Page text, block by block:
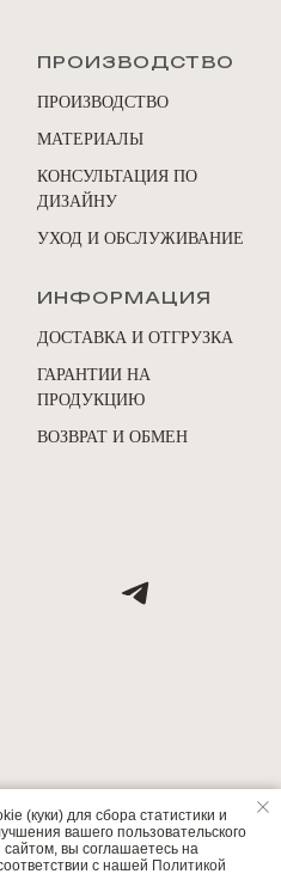
ПРОИЗВОДСТВО
ПРОИЗВОДСТВО
МАТЕРИАЛЫ
КОНСУЛЬТАЦИЯ ПО
ДИЗАЙНУ
УХОД И ОБСЛУЖИВАНИЕ
ИНФОРМАЦИЯ
ДОСТАВКА И ОТГРУЗКА
ГАРАНТИИ НА
ПРОДУКЦИЮ
ВОЗВРАТ И ОБМЕН
(куки) для сбора статистики и
вашего пользовательского
вы соглашаетесь на
с нашей Политикой